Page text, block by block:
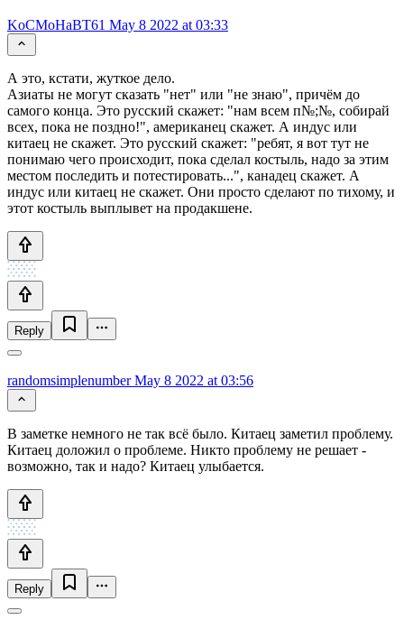
KoCMoHaBT61 May 8 2022 at 03:33
А это, кстати, жуткое дело.
Азиаты не могут сказать "нет" или "не знаю", причём до
самого конца. Это русский скажет: "нам всем п№;№, собирай
всех, пока не поздно!", американец скажет. А индус или
китаец не скажет. Это русский скажет: "ребят, я вот тут не
понимаю чего происходит, пока сделал костыль, надо за этим
местом последить и потестировать...", канадец скажет. А
индус или китаец не скажет. Они просто сделают по тихому, и
этот костыль выплывет на продакшене.
Reply
randomsimplenumberMay 8 2022 at 03:56
В заметке немного не так всё было. Китаец заметил проблему.
Китаец доложил о проблеме. Никто проблему не решает -
возможно, так и надо? Китаец улыбается.
Reply